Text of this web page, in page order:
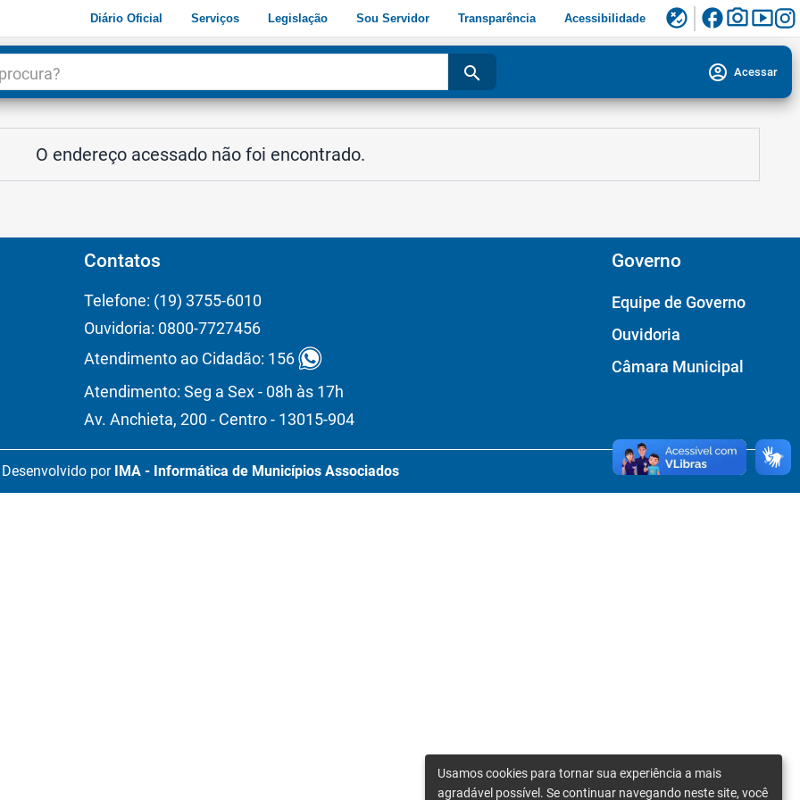
Diário Oficial Serviços Legislação Sou Servidor Transparência Acessibilidade flaky facebookphoto_camerasmart_display
search account_circle Acessar
O endereço acessado não foi encontrado.
Contatos
Telefone: (19) 3755-6010
Ouvidoria: 0800-7727456
Atendimento ao Cidadão: 156
Atendimento: Seg a Sex - 08h às 17h
Av. Anchieta, 200 - Centro - 13015-904
Governo
Equipe de Governo
Ouvidoria
Câmara Municipal
Desenvolvido por IMA - Informática de Municípios Associados
Usamos cookies para tornar sua experiência a mais
agradável possível. Se continuar navegando neste site, você